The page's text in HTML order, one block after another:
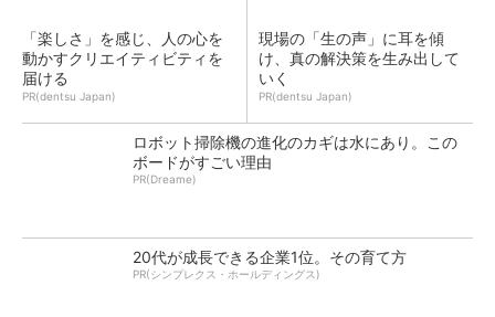
「楽しさ」を感じ、人の心を
動かすクリエイティビティを
届ける
PR(dentsu Japan)
現場の「生の声」に耳を傾
け、真の解決策を生み出して
いく
PR(dentsu Japan)
ロボット掃除機の進化のカギは水にあり。この
ボードがすごい理由
PR(Dreame)
20代が成長できる企業1位。その育て方
PR(シンプレクス・ホールディングス)